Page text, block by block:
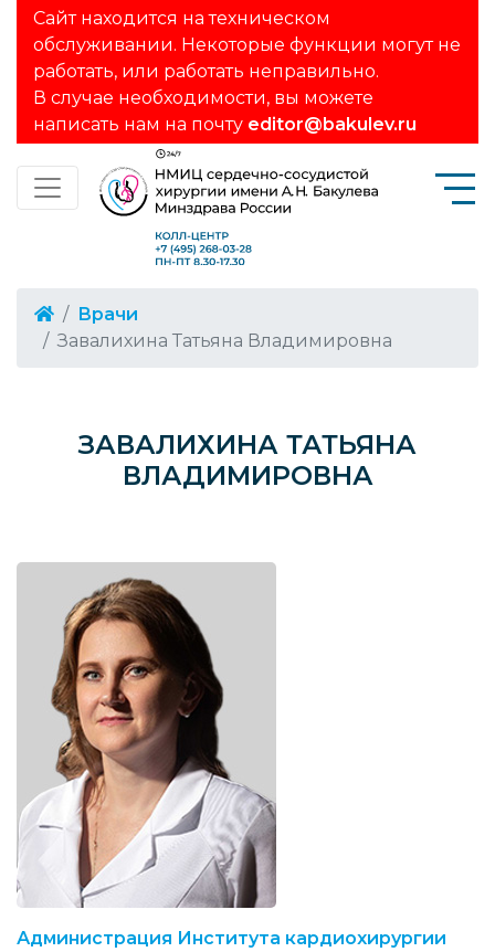
Сайт находится на техническом
обслуживании. Некоторые функции могут не
работать, или работать неправильно.
В случае необходимости, вы можете
написать нам на почту editor@bakulev.ru
Врачи
Завалихина Татьяна Владимировна
ЗАВАЛИХИНА ТАТЬЯНА
ВЛАДИМИРОВНА
Администрация Института кардиохирургии